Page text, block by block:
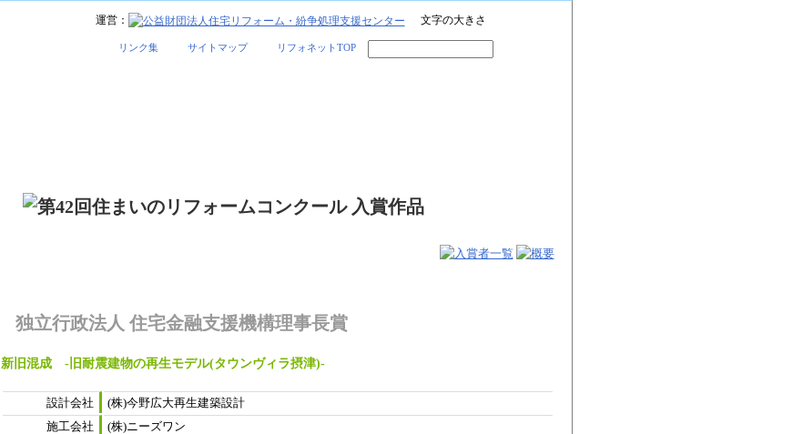
運営： 文字の大きさ
リフォネットTOP
サイトマップ
リンク集
独立行政法人 住宅金融支援機構理事長賞
新旧混成 -旧耐震建物の再生モデル(タウンヴィラ摂津)-
設計会社
(株)今野広大再生建築設計
施工会社
(株)ニーズワン